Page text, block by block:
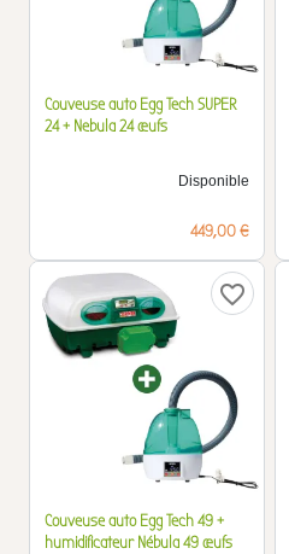
Couveuse auto Egg Tech SUPER
24 + Nebula 24 œufs
Disponible
Prix
449,00 €
favorite_border
Couveuse auto Egg Tech 49 +
humidificateur Nébula 49 œufs